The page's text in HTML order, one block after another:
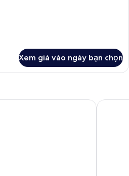
Xem giá vào ngày bạn chọn